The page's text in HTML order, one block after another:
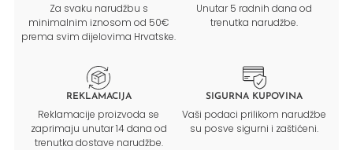
Za svaku narudžbu s
minimalnim iznosom od 50€
prema svim dijelovima Hrvatske.
Unutar 5 radnih dana od
trenutka narudžbe.
REKLAMACIJA
Reklamacije proizvoda se
zaprimaju unutar 14 dana od
trenutka dostave narudžbe.
SIGURNA KUPOVINA
Vaši podaci prilikom narudžbe
su posve sigurni i zaštićeni.